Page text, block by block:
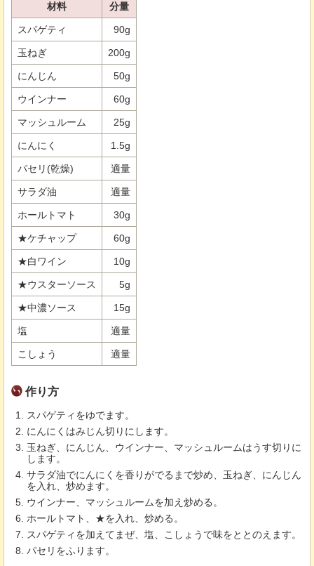
材料 分量
スパゲティ 90g
玉ねぎ 200g
にんじん 50g
ウインナー 60g
マッシュルーム 25g
にんにく 1.5g
パセリ(乾燥) 適量
サラダ油 適量
ホールトマト 30g
★ケチャップ 60g
★白ワイン 10g
★ウスターソース 5g
★中濃ソース 15g
塩 適量
こしょう 適量
作り方
スパゲティをゆでます。
にんにくはみじん切りにします。
玉ねぎ、にんじん、ウインナー、マッシュルームはうす切りに
します。
サラダ油でにんにくを香りがでるまで炒め、玉ねぎ、にんじん
を入れ、炒めます。
ウインナー、マッシュルームを加え炒める。
ホールトマト、★を入れ、炒める。
スパゲティを加えてまぜ、塩、こしょうで味をととのえます。
パセリをふります。